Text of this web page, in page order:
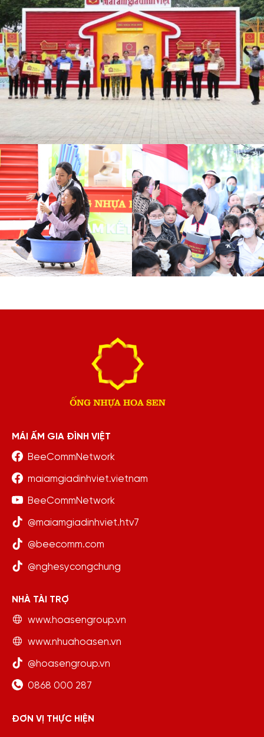
MÁI ẤM GIA ĐÌNH VIỆT
BeeCommNetwork
maiamgiadinhviet.vietnam
BeeCommNetwork
@maiamgiadinhviet.htv7
@beecomm.com
@nghesycongchung
NHÀ TÀI TRỢ
www.hoasengroup.vn
www.nhuahoasen.vn
@hoasengroup.vn
0868 000 287
ĐƠN VỊ THỰC HIỆN